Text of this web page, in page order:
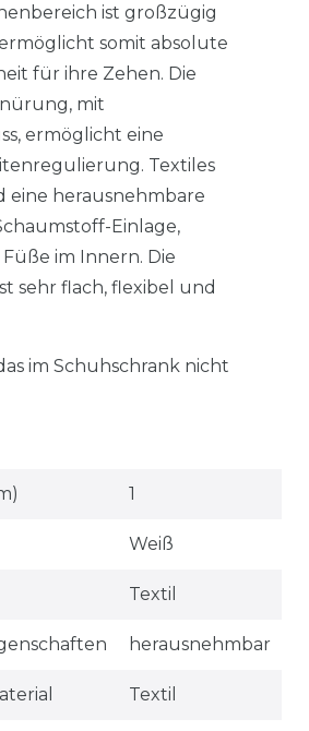
ist großzügig
somit absolute
für ihre Zehen. Die
mit
ermöglicht eine
Textiles
herausnehmbare
Einlage,
im Innern. Die
sehr flach, flexibel und
im Schuhschrank nicht
1
Weiß
Textil
herausnehmbar
Textil